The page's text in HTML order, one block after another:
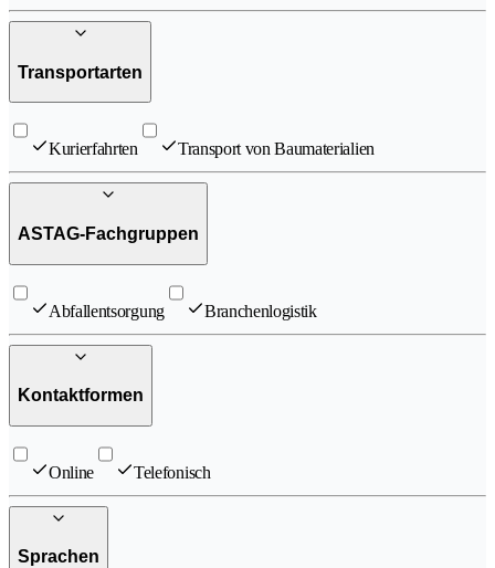
Transportarten
Kurierfahrten Transport von Baumaterialien
ASTAG-Fachgruppen
Abfallentsorgung Branchenlogistik
Kontaktformen
Online Telefonisch
Sprachen